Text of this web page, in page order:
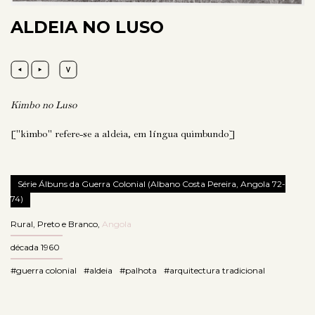
ALDEIA NO LUSO
Kimbo no Luso
["kimbo" refere-se a aldeia, em língua quimbundo]
Série Álbuns da Guerra Colonial (Albano Costa Pereira, Angola 72-
74)
Rural Preto e Branco Angola
década 1960
#guerra colonial #aldeia #palhota #arquitectura tradicional